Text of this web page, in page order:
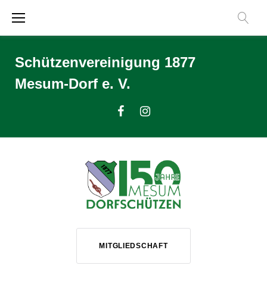
Schützenvereinigung 1877
Mesum-Dorf e. V.
MITGLIEDSCHAFT